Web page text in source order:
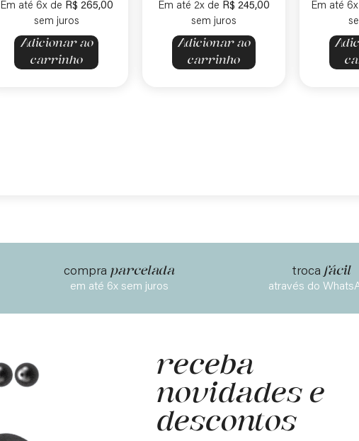
Em até 6x de R$ 265,00
sem juros
Adicionar ao
carrinho
Em até 2x de R$ 245,00
sem juros
Adicionar ao
carrinho
Em até
compra parcelada
em até 6x sem juros
troca fácil
através do
receba
novidades e
descontos